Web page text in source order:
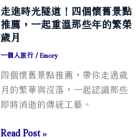
走進時光隧道！四個懷舊景點
推薦，一起重溫那些年的繁榮
歲月
一個人旅行/ Emory
四個懷舊景點推薦，帶你走過歲
月的繁華與沒落，一起認識那些
即將消逝的傳統工藝。
走
Read Post »